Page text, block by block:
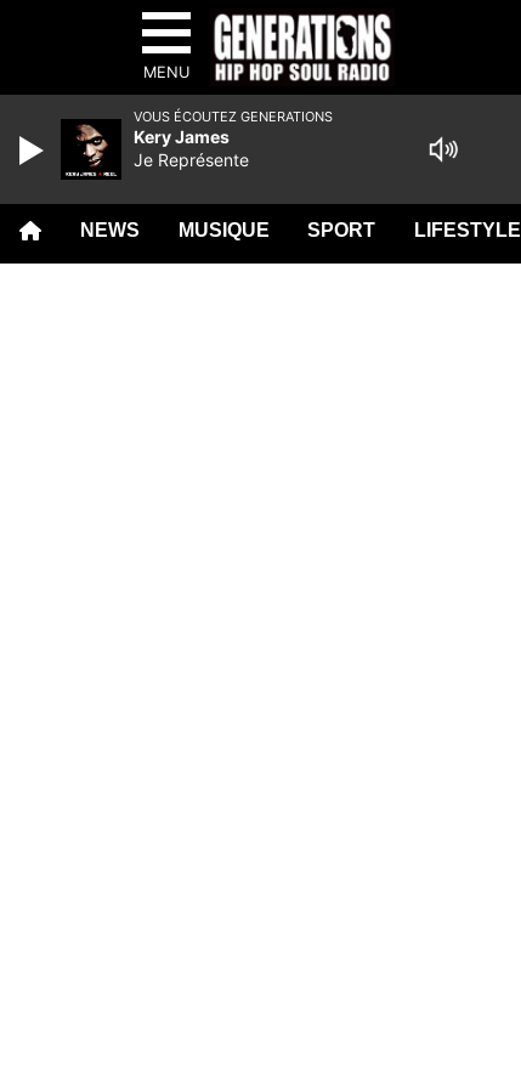
MENU
NEWS MUSIQUE SPORT LIFESTYLE
VOUS ÉCOUTEZ GENERATIONS
Kery James
Je Représente